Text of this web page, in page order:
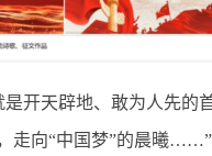
开天辟地、敢为人先的
走向“中国梦”的晨曦